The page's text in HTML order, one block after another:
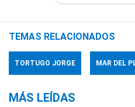
TEMAS RELACIONADOS
TORTUGO JORGE MAR DEL
MÁS LEÍDAS